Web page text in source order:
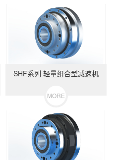
SHF系列 轻量组合型减速机
MORE